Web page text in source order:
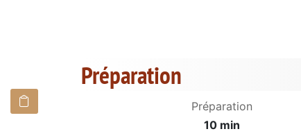
Préparation
Préparation
10 min